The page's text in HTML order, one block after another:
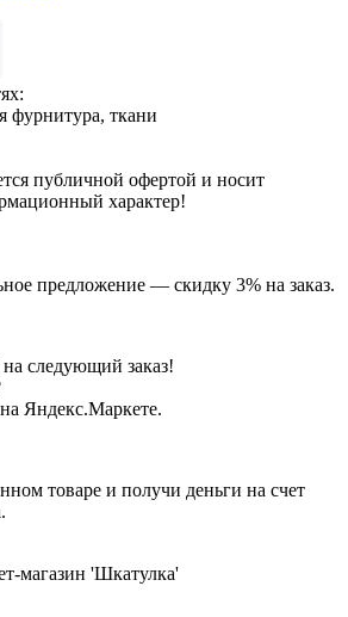
ткани
публичной офертой и носит
характер!
предложение — скидку 3% на заказ.
следующий заказ!
Яндекс.Маркете.
товаре и получи деньги на счет